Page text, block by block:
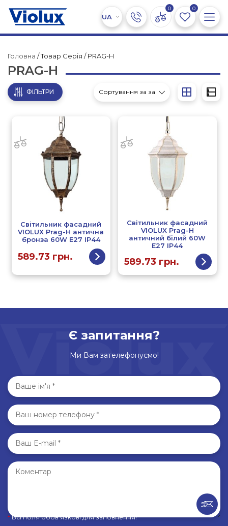
0 0
Головна / Товар Серія / PRAG-H
PRAG-H
ФІЛЬТРИ
Світильник фасадний
VIOLUX Prag-H антична
бронза 60W Е27 IP44
589.73 грн.
Світильник фасадний
VIOLUX Prag-H
античний білий 60W
Е27 IP44
589.73 грн.
Є запитання?
Ми Вам зателефонуємо!
*Всі поля обов’язкові для заповнення!